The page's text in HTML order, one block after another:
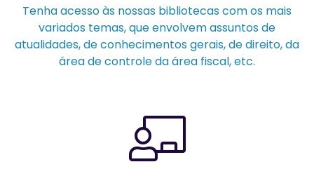
Tenha acesso às nossas bibliotecas com os mais
variados temas, que envolvem assuntos de
atualidades, de conhecimentos gerais, de direito, da
área de controle da área fiscal, etc.